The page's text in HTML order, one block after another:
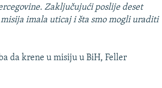
Zaključujući poslije deset
imala uticaj i šta smo mogli uraditi
da krene u misiju u BiH, Feller